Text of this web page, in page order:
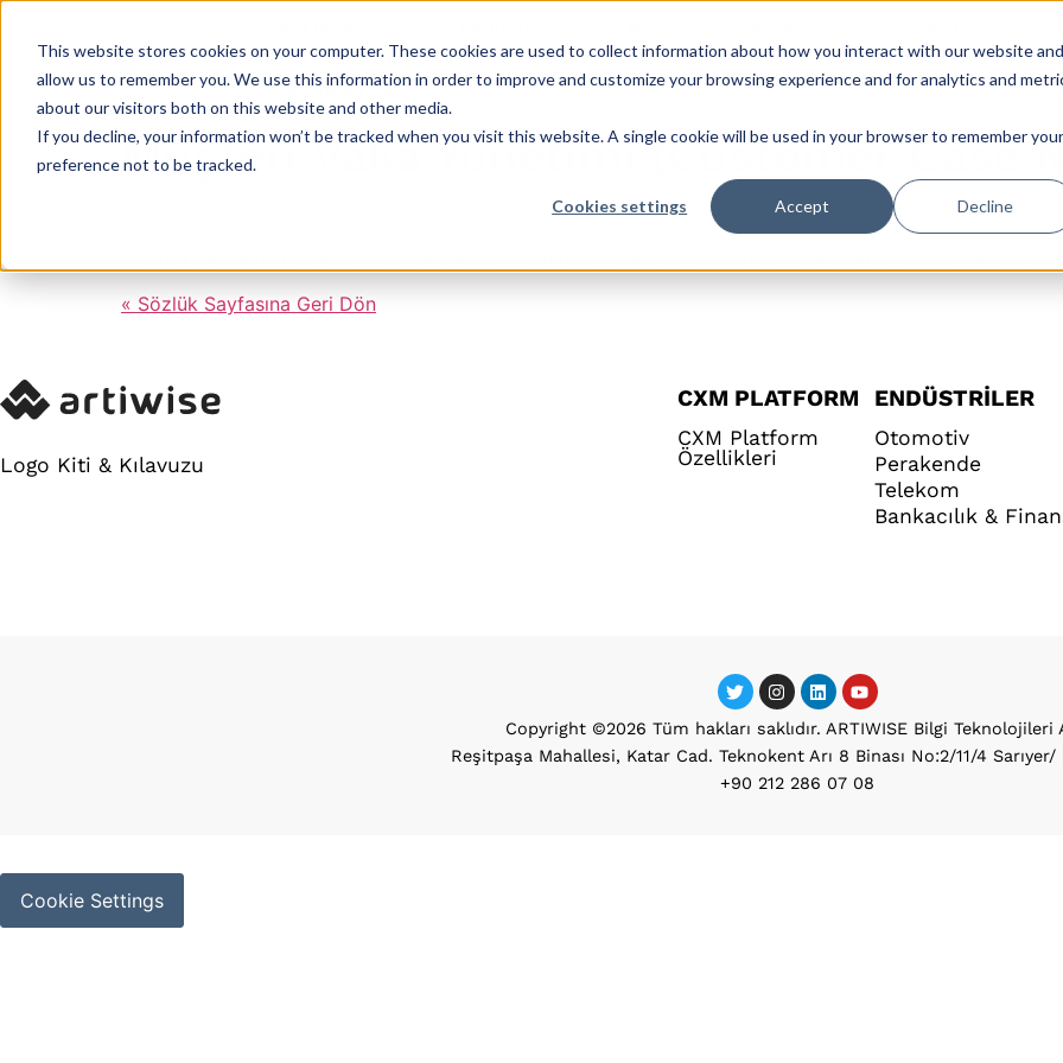
This website stores cookies on your computer. These cookies are used to collect information about how you interact with our website and
allow us to remember you. We use this information in order to improve and customize your browsing experience and for analytics and
about our visitors both on this website and other media.
If you decline, your information won’t be tracked when you visit this website. A single cookie will be used in your browser to remember your
preference not to be tracked.
Cookies settings Accept Decline
AI Destekli CX
Müşteri Vaka Yönetimi (Customer Case
Müşteri taleplerinin açılıştan çözüme kadar izlenmesini sağlayan sistematik yaklaşımdır. Süreklilik ve
« Sözlük Sayfasına Geri Dön
Logo Kiti & Kılavuzu
CXM PLATFORM
CXM Platform
Özellikleri
ENDÜSTRILER
Otomotiv
Perakende
Telekom
Bankacılık &
Copyright ©2026 Tüm hakları saklıdır. ARTIWISE Bilgi Teknolojileri
Reşitpaşa Mahallesi, Katar Cad. Teknokent Arı 8 Binası No:2/11/4 Sarıyer/
+90 212 286 07 08
Cookie Settings